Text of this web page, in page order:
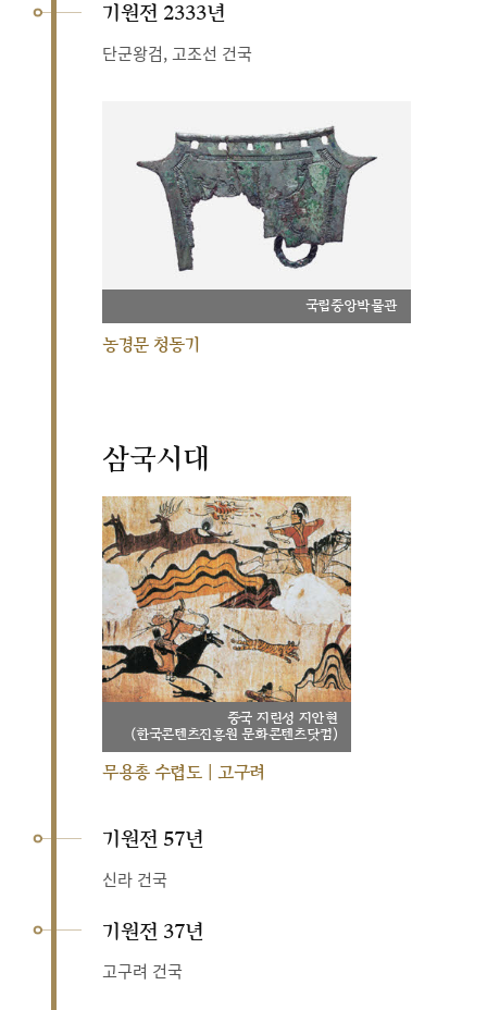
기원전 2333년
단군왕검, 고조선 건국
국립중앙박물관
농경문 청동기
삼국시대
중국 지린성 지안현
(한국콘텐츠진흥원 문화콘텐츠닷컴)
무용총 수렵도 | 고구려
기원전 57년
신라 건국
기원전 37년
고구려 건국